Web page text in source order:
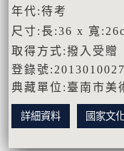
年代:待考
尺寸:長:36 x 寬
取得方式:撥入受贈
登錄號:2013010027
典藏單位:臺南市美
詳細資料 國家文